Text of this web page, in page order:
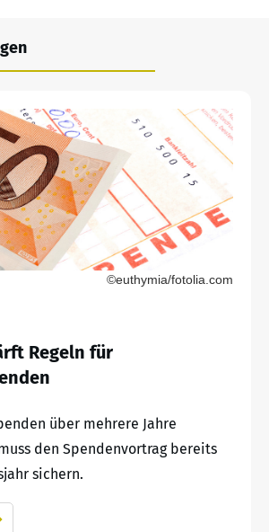
©euthymia/fotolia.com
Regeln für
über mehrere Jahre
den Spendenvortrag bereits
sichern.